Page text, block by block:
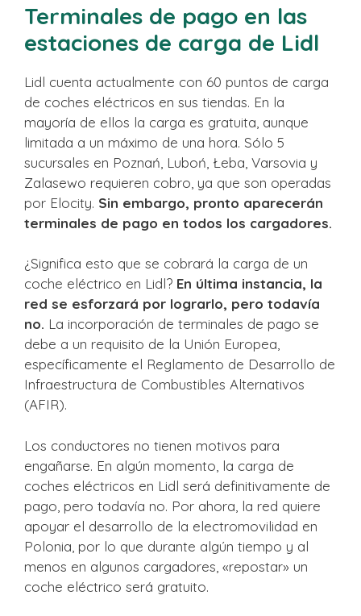
Terminales de pago en las
estaciones de carga de Lidl
Lidl cuenta actualmente con 60 puntos de carga
de coches eléctricos en sus tiendas. En la
mayoría de ellos la carga es gratuita, aunque
limitada a un máximo de una hora. Sólo 5
sucursales en Poznań, Luboń, Łeba, Varsovia y
Zalasewo requieren cobro, ya que son operadas
por Elocity. Sin embargo, pronto aparecerán
terminales de pago en todos los cargadores.
¿Significa esto que se cobrará la carga de un
coche eléctrico en Lidl? En última instancia, la
red se esforzará por lograrlo, pero todavía
no. La incorporación de terminales de pago se
debe a un requisito de la Unión Europea,
específicamente el Reglamento de Desarrollo de
Infraestructura de Combustibles Alternativos
(AFIR).
Los conductores no tienen motivos para
engañarse. En algún momento, la carga de
coches eléctricos en Lidl será definitivamente de
pago, pero todavía no. Por ahora, la red quiere
apoyar el desarrollo de la electromovilidad en
Polonia, por lo que durante algún tiempo y al
menos en algunos cargadores, «repostar» un
coche eléctrico será gratuito.